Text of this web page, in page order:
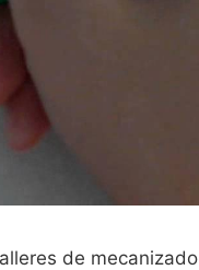
de mecanizado